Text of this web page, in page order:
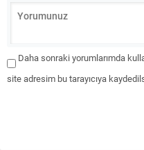
Daha sonraki yorumlarımda
site adresim bu tarayıcıya